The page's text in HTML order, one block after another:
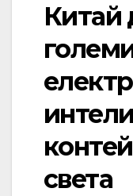
Китай
света